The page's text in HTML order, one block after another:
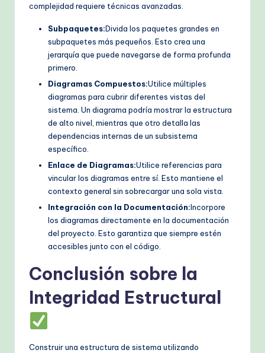
complejidad requiere técnicas avanzadas.
Subpaquetes:Divida los paquetes grandes en
subpaquetes más pequeños. Esto crea una
jerarquía que puede navegarse de forma profunda
primero.
Diagramas Compuestos:Utilice múltiples
diagramas para cubrir diferentes vistas del
sistema. Un diagrama podría mostrar la estructura
de alto nivel, mientras que otro detalla las
dependencias internas de un subsistema
específico.
Enlace de Diagramas:Utilice referencias para
vincular los diagramas entre sí. Esto mantiene el
contexto general sin sobrecargar una sola vista.
Integración con la Documentación:Incorpore
los diagramas directamente en la documentación
del proyecto. Esto garantiza que siempre estén
accesibles junto con el código.
Conclusión sobre la
Integridad Estructural
Construir una estructura de sistema utilizando